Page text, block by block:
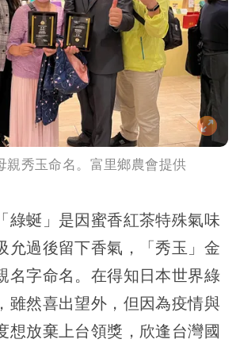
親秀玉命名。富里鄉農會提供
綠蜒」是因蜜香紅茶特殊氣味
允過後留下香氣，「秀玉」金
名字命名。在得知日本世界綠
雖然喜出望外，但因為疫情與
想放棄上台領獎，欣逢台灣國